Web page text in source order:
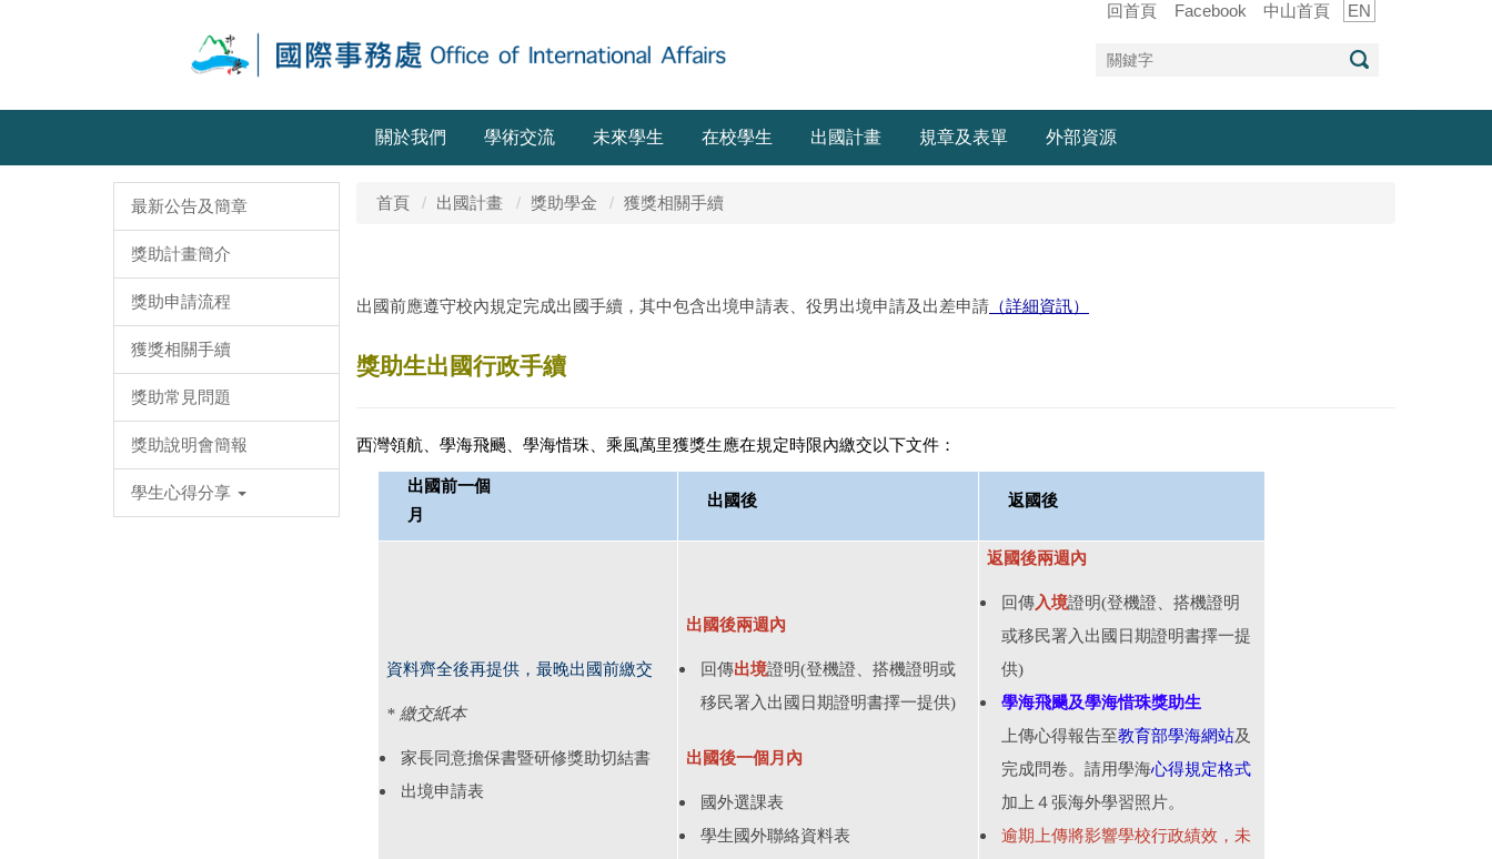
回首頁 Facebook 中山首頁 EN
關於我們 學術交流 未來學生 在校學生 出國計畫 規章及表單 外部資源
最新公告及簡章
獎助計畫簡介
獎助申請流程
獲獎相關手續
獎助常見問題
獎助說明會簡報
學生心得分享
首頁 出國計畫 獎助學金 獲獎相關手續
出國前應遵守校內規定完成出國手續，其中包含出境申請表、役男出境申請及出差申請 （詳細資訊）
獎助生出國行政手續
西灣領航、學海飛颺、學海惜珠、乘風萬里獲獎生應在規定時限內繳交以下文件：
出國前一個
月
出國後 返國後
資料齊全後再提供， 最晚出國前繳交
* 繳交紙本
家長同意擔保書暨研修獎助切結書
出境申請表
出國後兩週內
回傳出境證明(登機證、搭機證明或
移民署入出國日期證明書擇一提供)
出國後一個月內
國外選課表
學生國外聯絡資料表
返國後兩週內
回傳入境證明(登機證、搭機證明
或移民署入出國日期證明書擇一提
供)
學海飛颺及學海惜珠獎助生
上傳心得報告至教育部學海網站及
完成問卷。請用學海心得規定格式
加上４張海外學習照片。
逾期上傳將影響學校行政績效，未